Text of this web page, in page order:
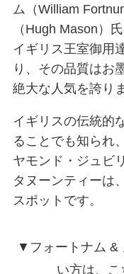
ム（William
（Hugh Mason）
イギリス王室御用
り、その品質はお
絶大な人気を誇り
イギリスの伝統的
ることでも知られ
ヤモンド・ジュビ
タヌーンティーは
スポットです。
▼フォートナム &
い方は、